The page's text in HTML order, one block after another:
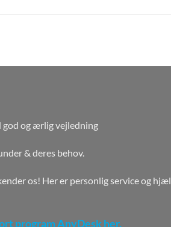
god og ærlig vejledning
& deres behov.
os! Her er personlig service og
program AnyDesk her.